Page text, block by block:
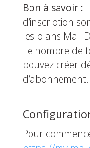
Bon à savoir :
d’inscription
les plans Mail
Le nombre de
pouvez créer
d’abonnement.
Pour